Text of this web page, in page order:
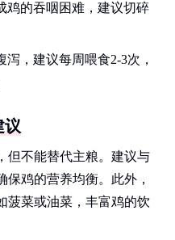
鸡的吞咽困难，建议切碎
泻，建议每周喂食2-3次，
议
但不能替代主粮。建议与
鸡的营养均衡。此外，
菠菜或油菜，丰富鸡的饮